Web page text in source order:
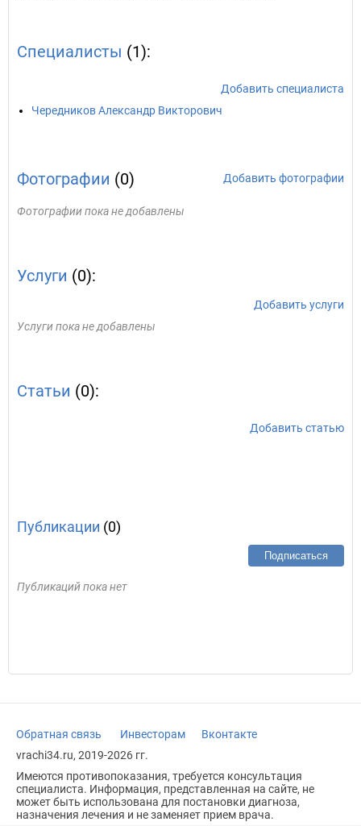
Специалисты (1):
Добавить специалиста
Чередников Александр Викторович
Фотографии (0) Добавить фотографии
Фотографии пока не добавлены
Услуги (0):
Добавить услуги
Услуги пока не добавлены
Статьи (0):
Добавить статью
Публикации (0)
Подписаться
Публикаций пока нет
Обратная связь Инвесторам
Вконтакте
vrachi34.ru, 2019-2026 гг.
Имеются противопоказания, требуется консультация
специалиста. Информация, представленная на сайте, не
может быть использована для постановки диагноза,
назначения лечения и не заменяет прием врача.